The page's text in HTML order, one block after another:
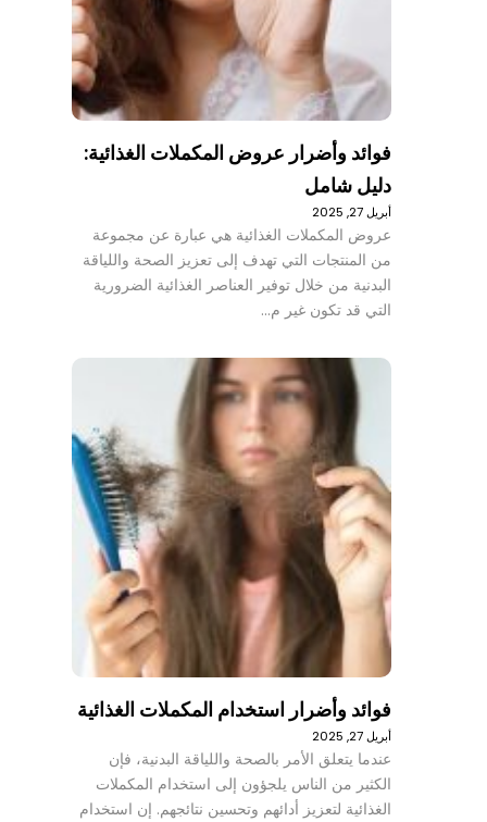
فوائد وأضرار عروض المكملات الغذائية:
دليل شامل
أبريل 27, 2025
عروض المكملات الغذائية هي عبارة عن مجموعة
من المنتجات التي تهدف إلى تعزيز الصحة واللياقة
البدنية من خلال توفير العناصر الغذائية الضرورية
التي قد تكون غير م…
فوائد وأضرار استخدام المكملات الغذائية
أبريل 27, 2025
عندما يتعلق الأمر بالصحة واللياقة البدنية، فإن
الكثير من الناس يلجؤون إلى استخدام المكملات
الغذائية لتعزيز أدائهم وتحسين نتائجهم. إن استخدام